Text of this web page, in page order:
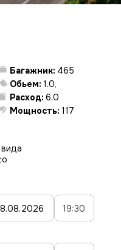
Багажник: 465
Обьем: 1.0,
Расход: 6,0
Мощность: 117
19:30